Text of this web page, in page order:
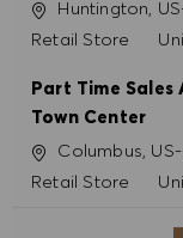
Localização
Huntington,
Categoria
Retail Store
Part Time Sales
Town Center
Localização
Columbus,
Categoria
Retail Store